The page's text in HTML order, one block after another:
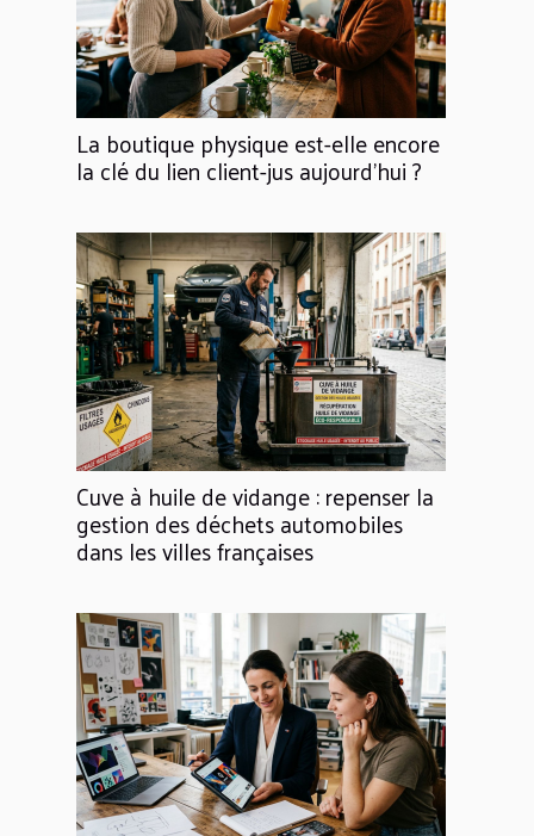
La boutique physique est-elle encore
la clé du lien client-jus aujourd'hui ?
Cuve à huile de vidange : repenser la
gestion des déchets automobiles
dans les villes françaises